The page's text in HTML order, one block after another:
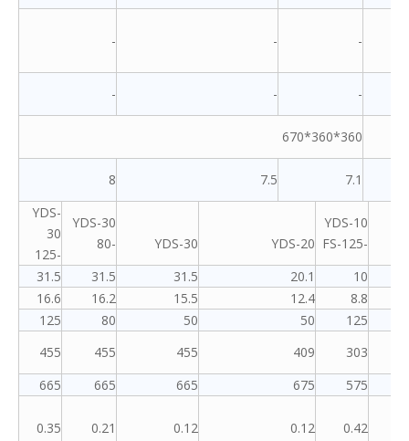
-
-
-
-
-
-
360*360*670
7.1
7.5
8
YDS-10
-125-FS
YDS-20
YDS-30
YDS-30
-80
YDS-
30
-125
10
20.1
31.5
31.5
31.5
8.8
12.4
15.5
16.2
16.6
125
50
50
80
125
303
409
455
455
455
575
675
665
665
665
0.42
0.12
0.12
0.21
0.35